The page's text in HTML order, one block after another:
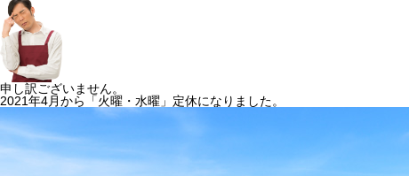
申し訳ございません。
2021年4月から「火曜・水曜」定休になりました。